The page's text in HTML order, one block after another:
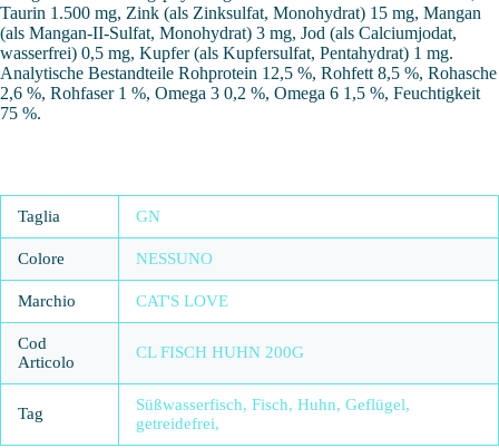
Taurin 1.500 mg, Zink (als Zinksulfat, Monohydrat) 15 mg, Mangan
(als Mangan-II-Sulfat, Monohydrat) 3 mg, Jod (als Calciumjodat,
wasserfrei) 0,5 mg, Kupfer (als Kupfersulfat, Pentahydrat) 1 mg.
Analytische Bestandteile Rohprotein 12,5 %, Rohfett 8,5 %, Rohasche
2,6 %, Rohfaser 1 %, Omega 3 0,2 %, Omega 6 1,5 %, Feuchtigkeit
75 %.
Taglia GN
Colore NESSUNO
Marchio CAT'S LOVE
Cod
Articolo
CL FISCH HUHN 200G
Tag
Süßwasserfisch, Fisch, Huhn, Geflügel,
getreidefrei,